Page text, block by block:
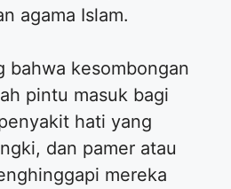
agama Islam.
bahwa kesombongan
pintu masuk bagi
hati yang
dan pamer atau
mereka